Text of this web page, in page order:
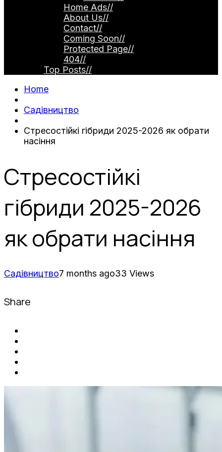
Home Ads//
About Us//
Contact//
Coming Soon//
Protected Page//
404//
Top Posts//
Home
Садівництво
Стресостійкі гібриди 2025-2026 як обрати
насіння
Стресостійкі
гібриди 2025-2026
як обрати насіння
Садівництво7 months ago33 Views
Share